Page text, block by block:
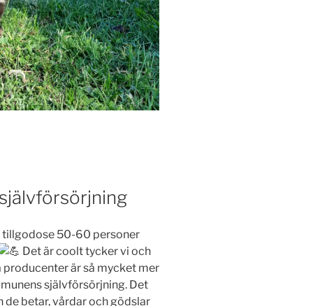
tillgodose 50-60 personer
Det är coolt tycker vi och
är så mycket mer
självförsörjning. Det
betar, vårdar och gödslar